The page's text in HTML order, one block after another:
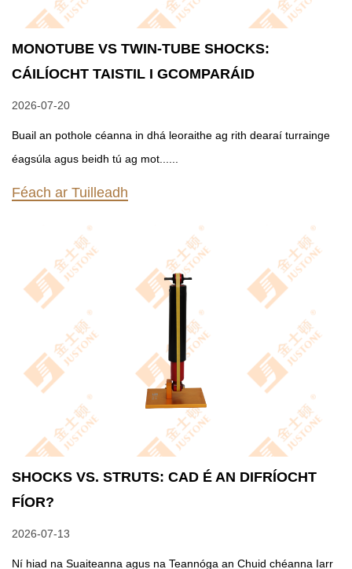
MONOTUBE VS TWIN-TUBE SHOCKS:
CÁILÍOCHT TAISTIL I GCOMPARÁID
2026-07-20
Buail an pothole céanna in dhá leoraithe ag rith dearaí turrainge
éagsúla agus beidh tú ag mot......
Féach ar Tuilleadh
SHOCKS VS. STRUTS: CAD É AN DIFRÍOCHT
FÍOR?
2026-07-13
Ní hiad na Suaiteanna agus na Teannóga an Chuid chéanna Iarr